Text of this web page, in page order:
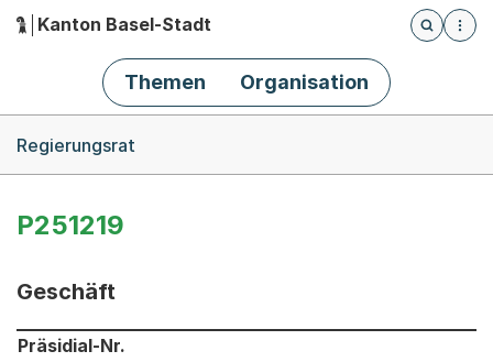
Hauptnavigation
Kanton Basel-Stadt
Öffnet
Themen Organisation
Regierungsrat
P251219
Geschäft
Informationen zum Ausgewählten Geschäft
Präsidial-Nr.